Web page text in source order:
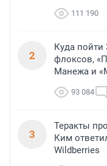
111 190
2
Куда пойти
флоксов,
Манежа и
93 084
3
Теракты
Ким
Wildberries